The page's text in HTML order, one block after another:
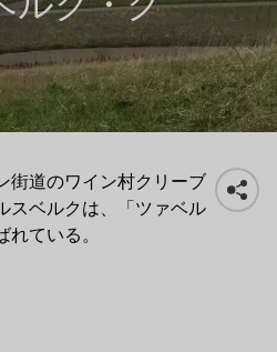
街道のワイン村クリーブ
スベルクは、「ツァベル
ている。